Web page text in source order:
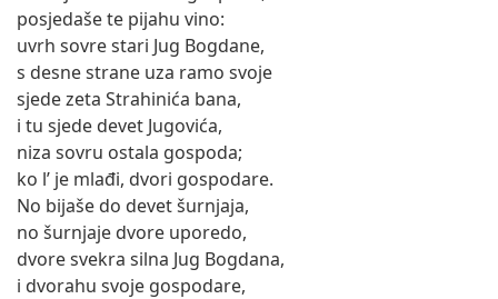
posjedaše te pijahu vino:
uvrh sovre stari Jug Bogdane,
s desne strane uza ramo svoje
sjede zeta Strahinića bana,
i tu sjede devet Jugovića,
niza sovru ostala gospoda;
ko l’ je mlađi, dvori gospodare.
No bijaše do devet šurnjaja,
no šurnjaje dvore uporedo,
dvore svekra silna Jug Bogdana,
i dvorahu svoje gospodare,